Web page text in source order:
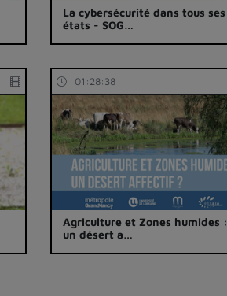
La cybersécurité dans tous ses
états - SOG…
01:28:38
Agriculture et Zones humides :
un désert a…